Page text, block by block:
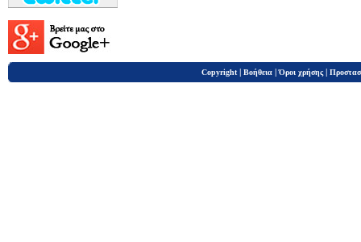
Copyright | Βοήθεια |Όροι χρήσης |